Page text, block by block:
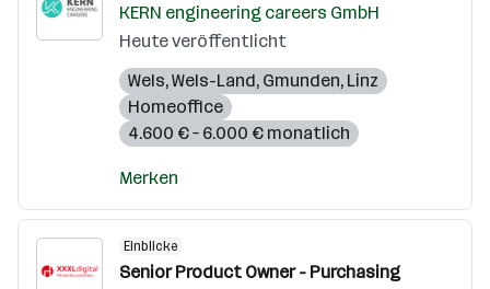
KERN engineering careers GmbH
Heute veröffentlicht
Wels,Wels-Land, Gmunden, Linz
Homeoffice
4.600 € – 6.000 € monatlich
Merken
Einblicke
Senior Product Owner - Purchasing